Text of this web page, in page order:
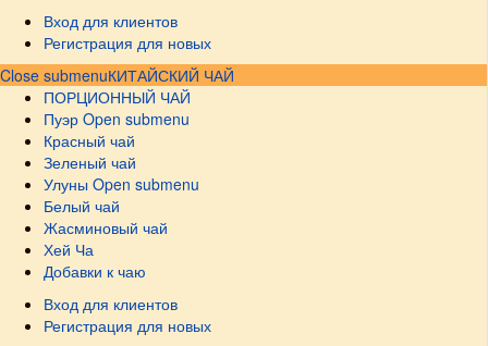
Вход для клиентов
Регистрация для новых
Close submenuКИТАЙСКИЙ ЧАЙ
ПОРЦИОННЫЙ ЧАЙ
Пуэр Open submenu
Красный чай
Зеленый чай
Улуны Open submenu
Белый чай
Жасминовый чай
Хей Ча
Добавки к чаю
Вход для клиентов
Регистрация для новых